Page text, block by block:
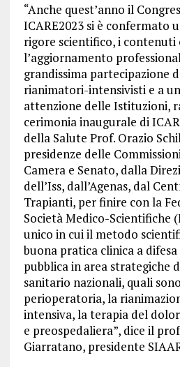
“Anche quest’anno il
ICARE2023 si è confermato
rigore scientifico, i contenuti
l’aggiornamento
grandissima partecipazione
rianimatori-intensivisti e a
attenzione delle Istituzioni,
cerimonia inaugurale di
della Salute Prof. Orazio
presidenze delle
Camera e Senato, dalla
dell’Iss, dall’Agenas, dal
Trapianti, per finire con la
Società Medico-Scientifiche
unico in cui il metodo
buona pratica clinica a
pubblica in area strategiche
sanitario nazionali, quali
perioperatoria, la
intensiva, la terapia del
e preospedaliera”, dice il
Giarratano, presidente